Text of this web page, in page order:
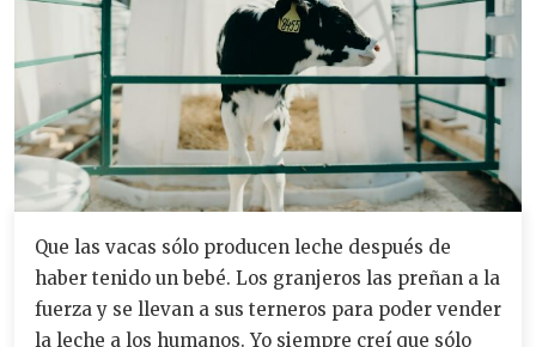
Que las vacas sólo producen leche después de
haber tenido un bebé. Los granjeros las preñan a la
fuerza y se llevan a sus terneros para poder vender
la leche a los humanos. Yo siempre creí que sólo